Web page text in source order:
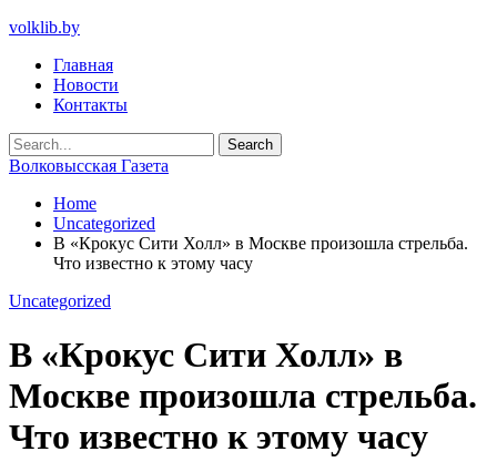
volklib.by
Главная
Новости
Контакты
Волковысская Газета
Home
Uncategorized
В «Крокус Сити Холл» в Москве произошла стрельба.
Что известно к этому часу
Uncategorized
В «Крокус Сити Холл» в
Москве произошла стрельба.
Что известно к этому часу